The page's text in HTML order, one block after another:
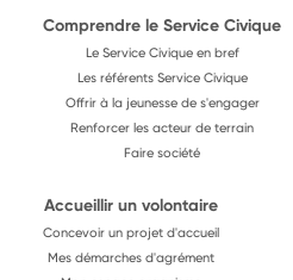
Comprendre le Service Civique
Le Service Civique en bref
Les référents Service Civique
Offrir à la jeunesse de s'engager
Renforcer les acteur de terrain
Faire société
Accueillir un volontaire
Concevoir un projet d'accueil
Mes démarches d'agrément